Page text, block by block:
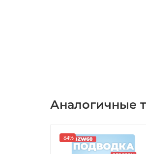
Аналогичные
-84%